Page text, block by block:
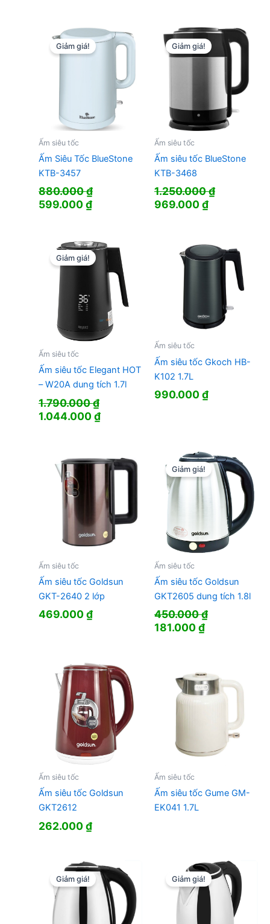
921.000 ₫.là:
660.000 ₫.
Giảm giá!
Ấm siêu tốc
Ấm Siêu Tốc BlueStone
KTB-3457
880.000₫
Giá
880.000 ₫.
599.000₫Giá
là:
599.000 ₫.
Giảm giá!
Ấm siêu tốc
Ấm siêu tốc BlueStone
KTB-3468
1.250.000₫
Giá
1.250.000 ₫.
969.000₫Giá
là:
969.000 ₫.
Giảm giá!
Ấm siêu tốc
Ấm siêu tốc Elegant HOT
– W20A dung tích 1.7l
1.790.000₫
Giá
1.790.000 ₫.
1.044.000₫Giá
là:
1.044.000 ₫.
Ấm siêu tốc
Ấm siêu tốc Gkoch HB-
K102 1.7L
990.000₫
Ấm siêu tốc
Ấm siêu tốc Goldsun
GKT-2640 2 lớp
469.000₫
Giảm giá!
Ấm siêu tốc
Ấm siêu tốc Goldsun
GKT2605 dung tích 1.8l
450.000₫
Giá
181.000₫Giá
181.000 ₫.
Ấm siêu tốc
Ấm siêu tốc Goldsun
GKT2612
262.000₫
Ấm siêu tốc
Ấm siêu tốc Gume GM-
EK041 1.7L
Giảm giá! Giảm giá!